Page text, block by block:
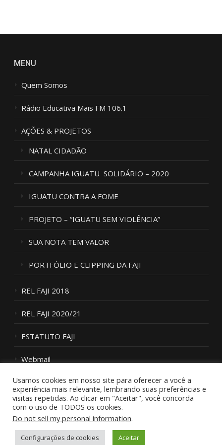
MENU
Quem Somos
Rádio Educativa Mais FM 106.1
AÇÕES & PROJETOS
NATAL CIDADÃO
CAMPANHA IGUATU SOLIDÁRIO – 2020
IGUATU CONTRA A FOME
PROJETO – “IGUATU SEM VIOLÊNCIA”
SUA NOTA TEM VALOR
PORTFÓLIO E CLIPPING DA FAJI
REL FAJI 2018
REL FAJI 2020/21
ESTATUTO FAJI
Webmail
Fale Conosco
Usamos cookies em nosso site para oferecer a você a
experiência mais relevante, lembrando suas preferências e
visitas repetidas. Ao clicar em "Aceitar", você concorda
com o uso de TODOS os cookies.
Do not sell my personal information.
Configurações de cookies Aceitar